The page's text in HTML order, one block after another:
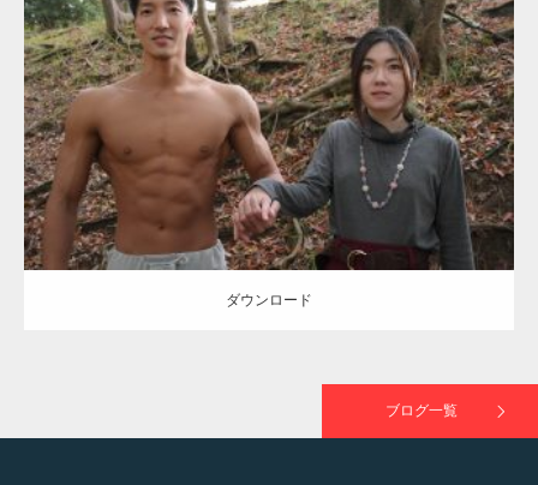
Update:2021.07.8
Category:公園のマッチョ その他 AKIHITO(細マッチョ) 大胸筋 腹筋
ダウンロード
ダウンロード
ブログ一覧
TOKYO FMラジオ番組「ONE MORNING」
で紹介さ…
NHK「所さん！事件ですよ」に取材されまし
た（6/8放送）